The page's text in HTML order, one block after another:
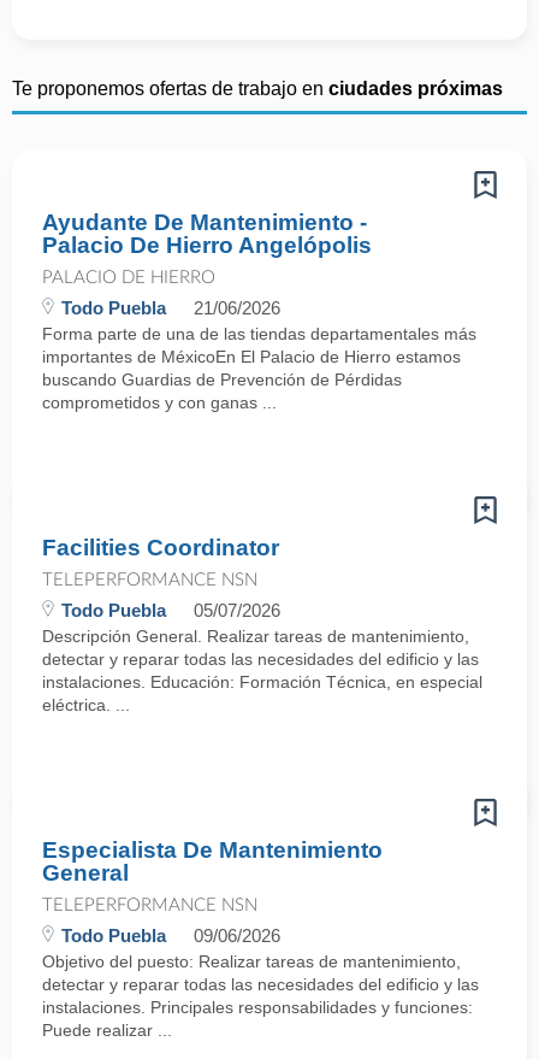
Te proponemos ofertas de trabajo en ciudades próximas
Ayudante De Mantenimiento -
Palacio De Hierro Angelópolis
PALACIO DE HIERRO
Todo Puebla 21/06/2026
Forma parte de una de las tiendas departamentales más
importantes de MéxicoEn El Palacio de Hierro estamos
buscando Guardias de Prevención de Pérdidas
comprometidos y con ganas ...
Facilities Coordinator
TELEPERFORMANCE NSN
Todo Puebla 05/07/2026
Descripción General. Realizar tareas de mantenimiento,
detectar y reparar todas las necesidades del edificio y las
instalaciones. Educación: Formación Técnica, en especial
eléctrica. ...
Especialista De Mantenimiento
General
TELEPERFORMANCE NSN
Todo Puebla 09/06/2026
Objetivo del puesto: Realizar tareas de mantenimiento,
detectar y reparar todas las necesidades del edificio y las
instalaciones. Principales responsabilidades y funciones:
Puede realizar ...